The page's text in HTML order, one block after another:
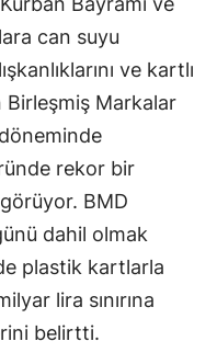
can suyu
ve kartlı
Markalar
rekor bir
BMD
dahil olmak
plastik kartlarla
lira sınırına
belirtti.